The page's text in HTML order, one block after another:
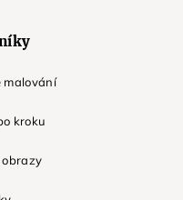
malování
kroku
obrazy